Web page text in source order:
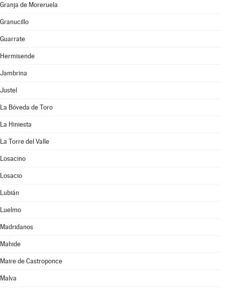
Granja de Moreruela
Granucillo
Guarrate
Hermisende
Jambrina
Justel
La Bóveda de Toro
La Hiniesta
La Torre del Valle
Losacino
Losacio
Lubián
Luelmo
Madridanos
Mahide
Maire de Castroponce
Malva